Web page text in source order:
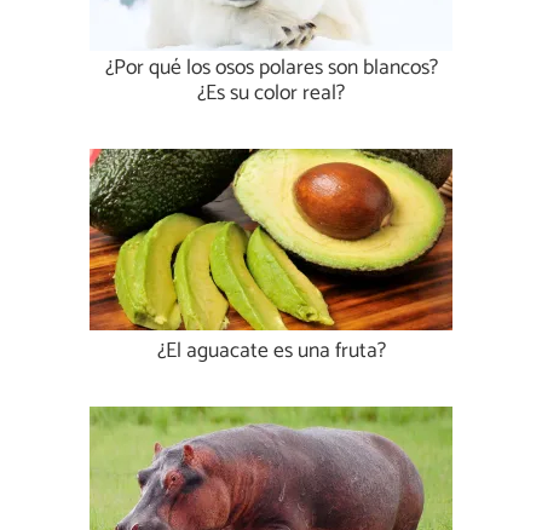
¿Por qué los osos polares son blancos?
¿Es su color real?
¿El aguacate es una fruta?